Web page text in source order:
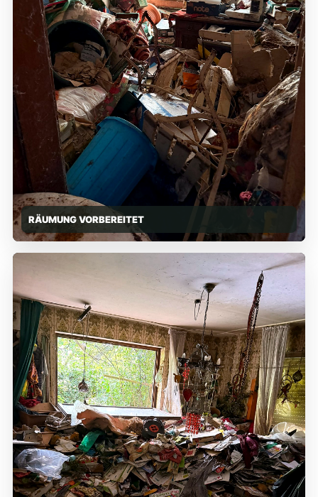
RÄUMUNG VORBEREITET